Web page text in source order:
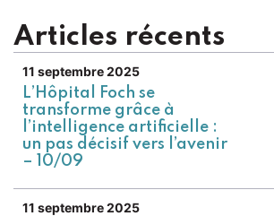
Articles récents
11 septembre 2025
L’Hôpital Foch se
transforme grâce à
l’intelligence artificielle :
un pas décisif vers l’avenir
– 10/09
11 septembre 2025